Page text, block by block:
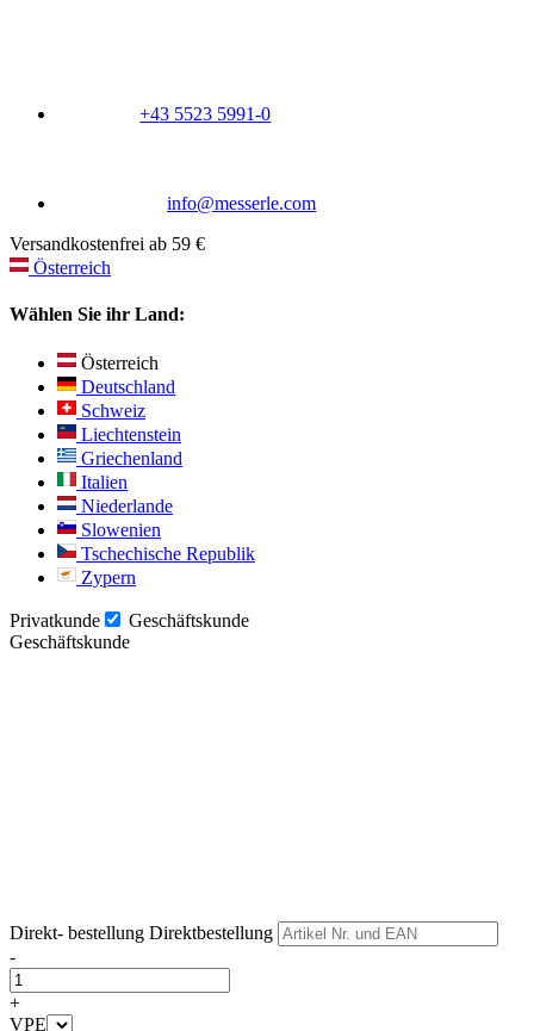
+43 5523 5991-0
info@messerle.com
Versandkostenfrei ab 59 €
Österreich
Wählen Sie ihr Land:
Österreich
Deutschland
Schweiz
Liechtenstein
Griechenland
Italien
Niederlande
Slowenien
Tschechische Republik
Zypern
Privatkunde
Geschäftskunde
Geschäftskunde
Direkt- bestellung Direktbestellung
-
+
VPE